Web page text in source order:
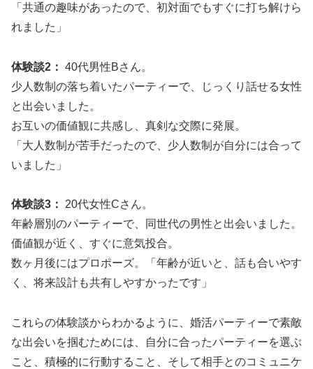
「共通の趣味があったので、初対面でもすぐに打ち解けら
れました」
体験談2： 40代男性Bさん。
少人数制の落ち着いたパーティーで、じっくり話せる女性
と出会いました。
お互いの価値観に共感し、真剣な交際に発展。
「大人数制が苦手だったので、少人数制が自分には合って
いました」
体験談3： 20代女性Cさん。
年齢層別のパーティーで、同世代の男性と出会いました。
価値観が近く、すぐに意気投合。
数ヶ月後にはプロポーズ。「年齢が近いと、話も合いやす
く、将来設計も共有しやすかったです」
これらの体験談からわかるように、婚活パーティーで素敵
な出会いを掴むためには、自分に合ったパーティーを選ぶ
こと、積極的に行動すること、そして相手とのコミュニケ